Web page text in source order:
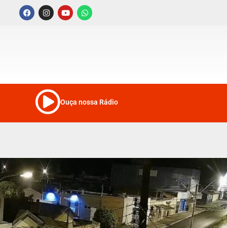
Ouça nossa Rádio